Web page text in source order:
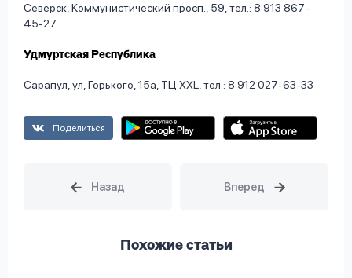
Северск, Коммунистический просп., 59, тел.: 8 913 867-
45-27
Удмуртская Республика
Сарапул, ул, Горького, 15а, ТЦ XXL, тел.: 8 912 027-63-33
Поделиться
Похожие статьи